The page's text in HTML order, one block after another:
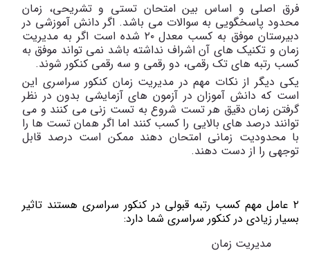
فرق اصلی و اساس بین امتحان تستی و تشریحی، زمان
محدود پاسخگویی به سوالات می باشد. اگر دانش آموزشی در
دبیرستان موفق به کسب معدل ۲۰ شده است اگر به مدیریت
زمان و تکنیک های آن اشراف نداشته باشد نمی تواند موفق به
کسب رتبه های تک رقمی، دو رقمی و سه رقمی کنکور شوند.
یکی دیگر از نکات مهم در مدیریت زمان کنکور سراسری این
است که دانش آموزان در آزمون های آزمایشی بدون در نظر
گرفتن زمان دقیق هر تست شروع به تست زنی می کنند و می
توانند درصد های بالایی را کسب کنند اما اگر همان تست ها را
با محدودیت زمانی امتحان دهند ممکن است درصد قابل
توجهی را از دست دهند.
۲ عامل مهم کسب رتبه قبولی در کنکور سراسری هستند تاثیر
بسیار زیادی در کنکور سراسری شما دارد:
مدیریت زمان